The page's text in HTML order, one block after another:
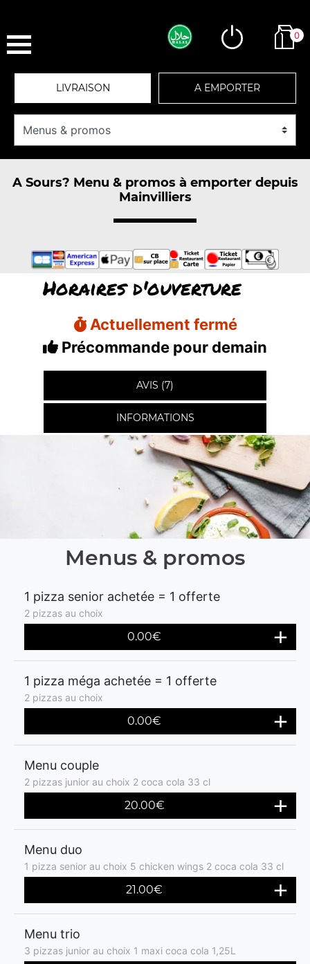
0
LIVRAISON A EMPORTER
A Sours? Menu & promos à emporter depuis
Mainvilliers
Horaires d'ouverture
Actuellement fermé
Précommande pour demain
AVIS (7)
INFORMATIONS
Menus & promos
1 pizza senior achetée = 1 offerte
2 pizzas au choix
0.00€
1 pizza méga achetée = 1 offerte
2 pizzas au choix
0.00€
Menu couple
2 pizzas junior au choix 2 coca cola 33 cl
20.00€
Menu duo
1 pizza senior au choix 5 chicken wings 2 coca cola 33 cl
21.00€
Menu trio
3 pizzas junior au choix 1 maxi coca cola 1,25L